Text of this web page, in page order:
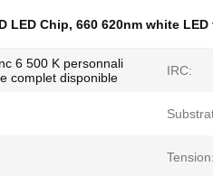
LED Chip, 660 620nm white LED
6 500 K personnali
complet disponible
IRC:
Tension: